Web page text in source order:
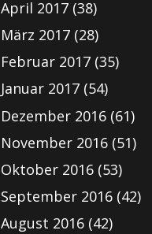
April 2017(38)
März 2017(28)
Februar 2017(35)
Januar 2017(54)
Dezember 2016(61)
November 2016(51)
Oktober 2016(53)
September 2016(42)
August 2016(42)